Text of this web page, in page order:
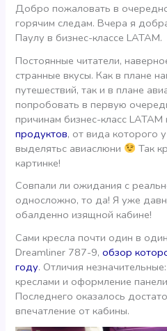
Добро пожаловать в
горячим следам. Вчера я
Паулу в бизнес-классе LATAM.
Постоянные читатели,
странные вкусы. Как в плане
путешествий, так и в плане
попробовать в первую
причинам бизнес-класс
продуктов, от вида которого
выделятьс авиаслюни
Так
картинке!
Совпали ли ожидания с
односложно, то да! Я уже
обалденно изящной кабине!
Сами кресла почти один в
Dreamliner 787-9,обзор
году. Отличия
креслами и оформление
Последнего оказалось
впечатление от кабины.